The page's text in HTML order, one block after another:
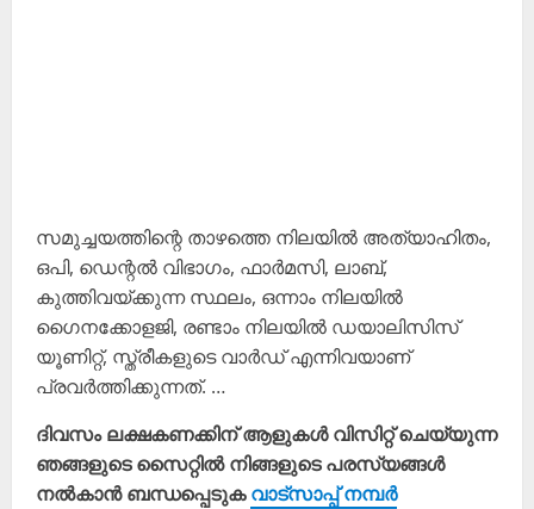
സമുച്ചയത്തിന്റെ താഴത്തെ നിലയിൽ അത്യാഹിതം,
ഒപി, ഡെന്റൽ വിഭാഗം, ഫാർമസി, ലാബ്,
കുത്തിവയ്ക്കുന്ന സ്ഥലം, ഒന്നാം നിലയിൽ
ഗൈനക്കോളജി, രണ്ടാം നിലയിൽ ഡയാലിസിസ്
യൂണിറ്റ്, സ്ത്രീകളുടെ വാർഡ് എന്നിവയാണ്
പ്രവർത്തിക്കുന്നത്. …
ദിവസം ലക്ഷകണക്കിന് ആളുകൾ വിസിറ്റ് ചെയ്യുന്ന
ഞങ്ങളുടെ സൈറ്റിൽ നിങ്ങളുടെ പരസ്യങ്ങൾ
നൽകാൻ ബന്ധപ്പെടുകവാട്സാപ്പ് നമ്പർ